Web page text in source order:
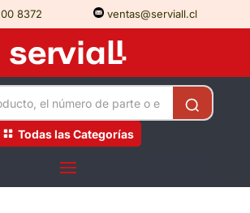
8372 ventas@serviall.cl
Todas las Categorías